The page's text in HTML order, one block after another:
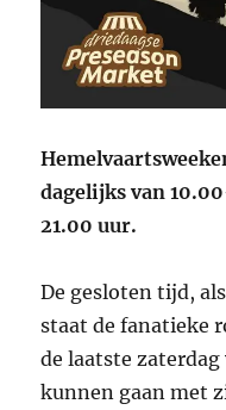
dagelijks van
21.00 uur.
De gesloten tijd,
staat de fanatieke
de laatste zaterdag
kunnen gaan met